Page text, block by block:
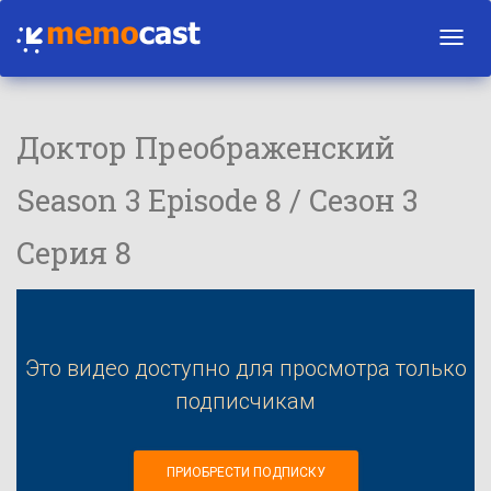
Доктор Преображенский
Season 3 Episode 8 / Сезон 3
Серия 8
Это видео доступно для просмотра только
подписчикам
ПРИОБРЕСТИ ПОДПИСКУ